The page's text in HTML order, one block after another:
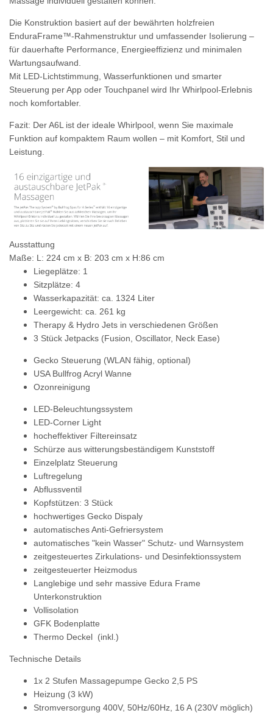
Die Konstruktion basiert auf der bewährten holzfreien
EnduraFrame™-Rahmenstruktur und umfassender Isolierung –
für dauerhafte Performance, Energieeffizienz und minimalen
Wartungsaufwand.
Mit LED-Lichtstimmung, Wasserfunktionen und smarter
Steuerung per App oder Touchpanel wird Ihr Whirlpool-Erlebnis
noch komfortabler.
Fazit: Der A6L ist der ideale Whirlpool, wenn Sie maximale
Funktion auf kompaktem Raum wollen – mit Komfort, Stil und
Leistung.
Ausstattung
Maße: L: 224 cm x B: 203 cm x H:86 cm
Liegeplätze: 1
Sitzplätze: 4
Wasserkapazität: ca. 1324 Liter
Leergewicht: ca. 261 kg
Therapy & Hydro Jets in verschiedenen Größen
3 Stück Jetpacks (Fusion, Oscillator, Neck Ease)
Gecko Steuerung (WLAN fähig, optional)
USA Bullfrog Acryl Wanne
Ozonreinigung
LED-Beleuchtungssystem
LED-Corner Light
hocheffektiver Filtereinsatz
Schürze aus witterungsbeständigem Kunststoff
Einzelplatz Steuerung
Luftregelung
Abflussventil
Kopfstützen: 3 Stück
hochwertiges Gecko Dispaly
automatisches Anti-Gefriersystem
automatisches "kein Wasser" Schutz- und Warnsystem
zeitgesteuertes Zirkulations- und Desinfektionssystem
zeitgesteuerter Heizmodus
Langlebige und sehr massive Edura Frame
Unterkonstruktion
Vollisolation
GFK Bodenplatte
Thermo Deckel (inkl.)
Technische Details
1x 2 Stufen Massagepumpe Gecko 2,5 PS
Heizung (3 kW)
Stromversorgung 400V, 50Hz/60Hz, 16 A (230V möglich)